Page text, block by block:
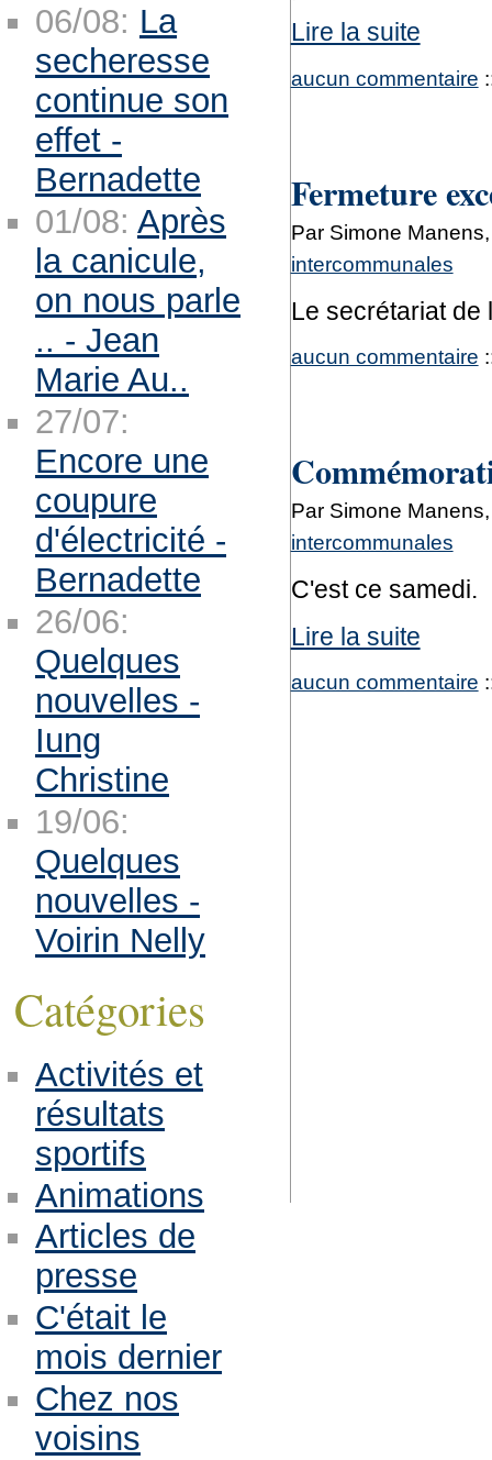
Lire la suite
aucun commentaire
Fermeture
Par Simone
intercommunales
Le secrétariat de
aucun commentaire
Par Simone
intercommunales
C'est ce samedi.
Lire la suite
aucun commentaire
06/08: La
secheresse
continue son
effet -
Bernadette
01/08: Après
la canicule,
on nous parle
.. - Jean
Marie Au..
27/07:
Encore une
coupure
d'électricité -
Bernadette
26/06:
Quelques
nouvelles -
Iung
Christine
19/06:
Quelques
nouvelles -
Voirin Nelly
Catégories
Activités et
résultats
sportifs
Animations
Articles de
presse
C'était le
mois dernier
Chez nos
voisins